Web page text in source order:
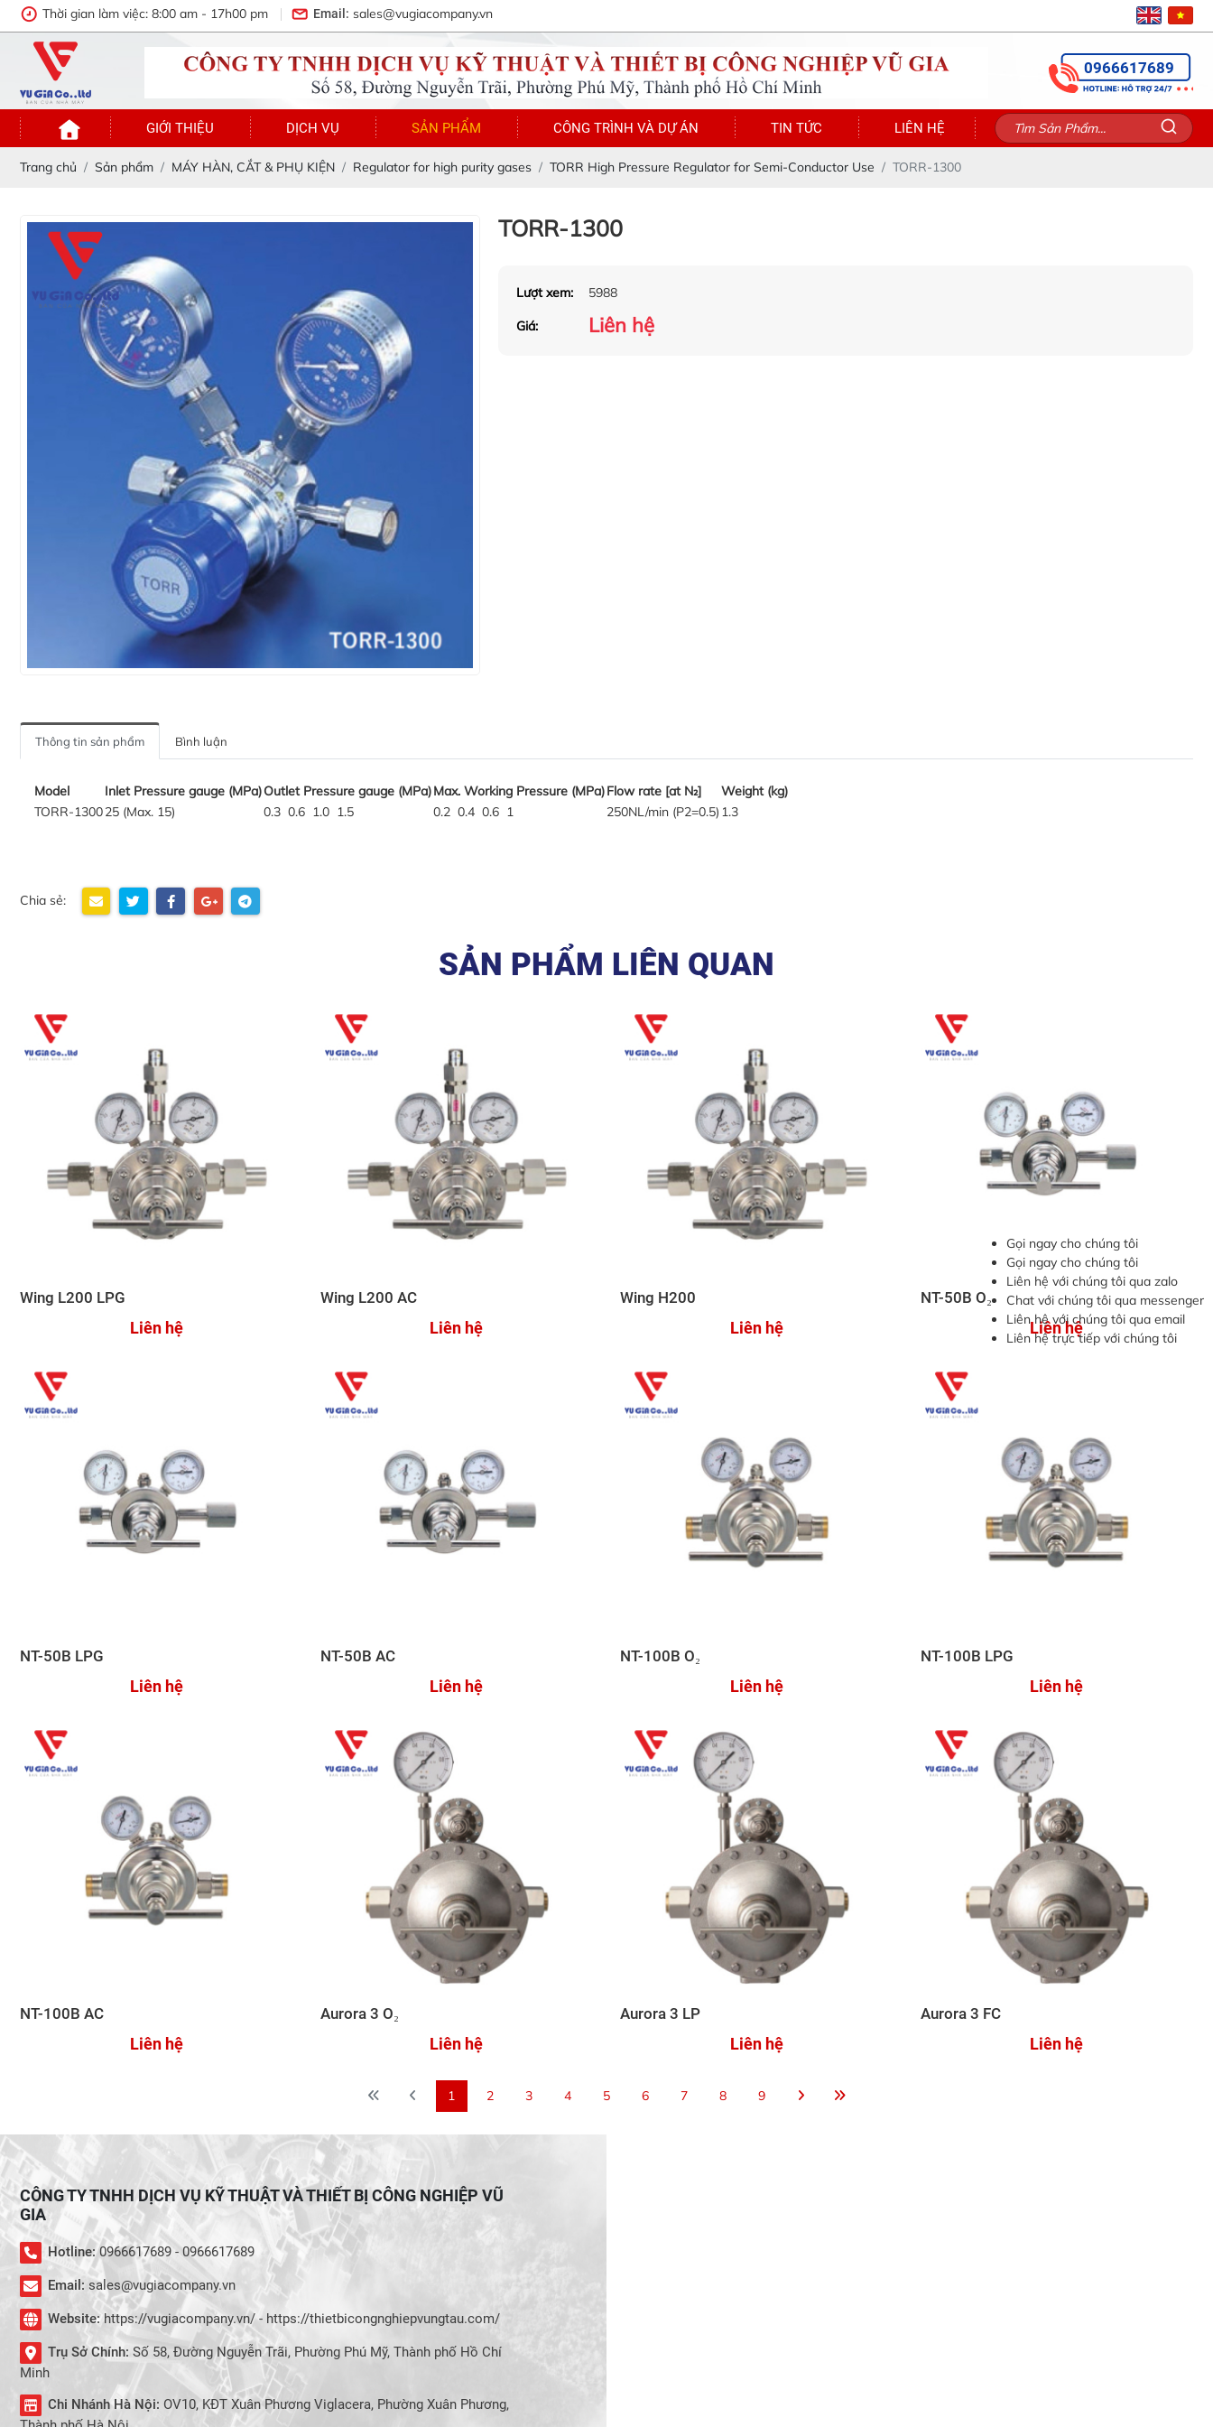
Thời gian làm việc: 8:00 am - 17h00 pm Email: sales@vugiacompany.vn
0966617689
GIỚI THIỆU DỊCH VỤ SẢN PHẨM CÔNG TRÌNH VÀ DỰ ÁN TIN TỨC LIÊN HỆ
Trang chủ Sản phẩm MÁY HÀN, CẮT & PHỤ KIỆN Regulator for high purity gases TORR High Pressure Regulator for Semi-Conductor Use TORR-1300
TORR-1300
Lượt xem: 5988
Giá: Liên hệ
Thông tin sản phẩm Bình luận
Model Inlet Pressure gauge (MPa)Outlet Pressure gauge (MPa)Max. Working Pressure (MPa)Flow rate [at N₂]
Weight (kg)
TORR-130025 (Max. 15) 0.3 0.6 1.0 1.5 0.2 0.4 0.6 1 250NL/min (P2=0.5) 1.3
Chia sẻ:
SẢN PHẨM LIÊN QUAN
Wing L200 LPG
Liên hệ
Wing L200 AC
Liên hệ
Wing H200
Liên hệ
NT-50B O₂
Liên hệ
NT-50B LPG
Liên hệ
NT-50B AC
Liên hệ
NT-100B O₂
Liên hệ
NT-100B LPG
Liên hệ
NT-100B AC
Liên hệ
Aurora 3 O₂
Liên hệ
Aurora 3 LP
Liên hệ
Aurora 3 FC
Liên hệ
1 2 3 4 5 6 7 8 9
CÔNG TY TNHH DỊCH VỤ KỸ THUẬT VÀ THIẾT BỊ CÔNG NGHIỆP VŨ
GIA
Hotline:0966617689 - 0966617689
Email: sales@vugiacompany.vn
Website: https://vugiacompany.vn/ - https://thietbicongnghiepvungtau.com/
Trụ Sở Chính: Số 58, Đường Nguyễn Trãi, Phường Phú Mỹ, Thành phố Hồ Chí
Minh
Chi Nhánh Hà Nội: OV10, KĐT Xuân Phương Viglacera, Phường Xuân Phương,
Gọi ngay cho chúng tôi
Gọi ngay cho chúng tôi
Liên hệ với chúng tôi qua zalo
Chat với chúng tôi qua messenger
Liên hệ với chúng tôi qua email
Liên hệ trực tiếp với chúng tôi